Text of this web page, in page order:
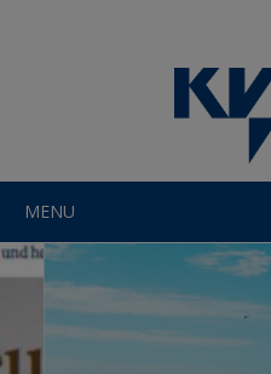
MENU